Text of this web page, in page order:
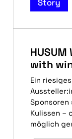
Story
with
Ein
Sponsoren
Kulissen –
möglich